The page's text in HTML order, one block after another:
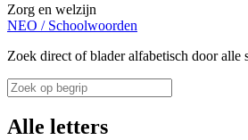
Zorg en welzijn
NEO / Schoolwoorden
Zoek direct of blader alfabetisch door alle
Alle letters